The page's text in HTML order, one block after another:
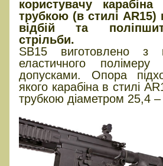
користувачу
трубкою (в стилі AR15)
відбій та
стрільби.
SB15 виготовлено з
еластичного
допусками. Опора
якого карабіна в стилі
трубкою діаметром 25,4